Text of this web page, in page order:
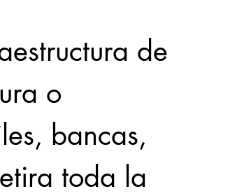
de
o
bancas,
toda la